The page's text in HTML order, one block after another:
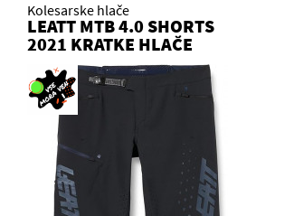
Kolesarske hlače
LEATT MTB 4.0 SHORTS
2021 KRATKE HLAČE